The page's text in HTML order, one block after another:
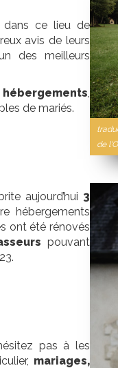
dans ce lieu de
avis de leurs
des meilleurs
,
de mariés.
aujourd’hui 3
hébergements
ont été rénovés
pouvant
pas à les
mariages,
de